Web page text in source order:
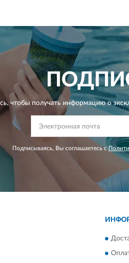
чтобы получать информацию о
Подписываясь, Вы соглашаетесь с